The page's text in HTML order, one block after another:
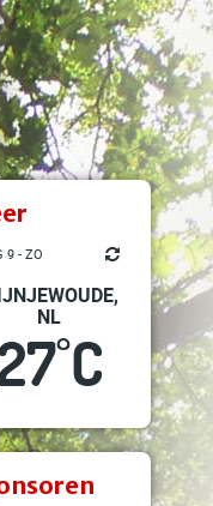
9 - ZO
NL
°C